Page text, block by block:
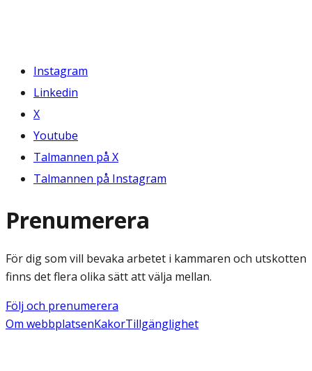
Instagram
Linkedin
X
Youtube
Talmannen på X
Talmannen på Instagram
Prenumerera
För dig som vill bevaka arbetet i kammaren och utskotten
finns det flera olika sätt att välja mellan.
Följ och prenumerera
Om webbplatsenKakorTillgänglighet